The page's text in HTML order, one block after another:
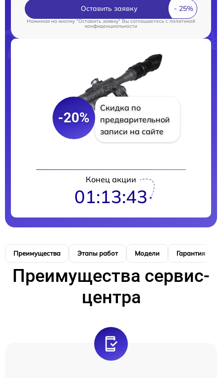
Оставить заявку
Нажимая на кнопку "Оставить заявку" Вы соглашаетесь cполитикой
конфиденциальности
-20%
Скидка по
предварительной
записи на сайте
Конец акции
01:13:42
Преимущества Этапы работ Модели Гарантия
Преимущества сервис-
центра